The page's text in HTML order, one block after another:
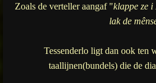
Zoals de verteller aangaf "klappe ze
lak de
Tessenderlo ligt dan ook ten
taallijnen(bundels) die de